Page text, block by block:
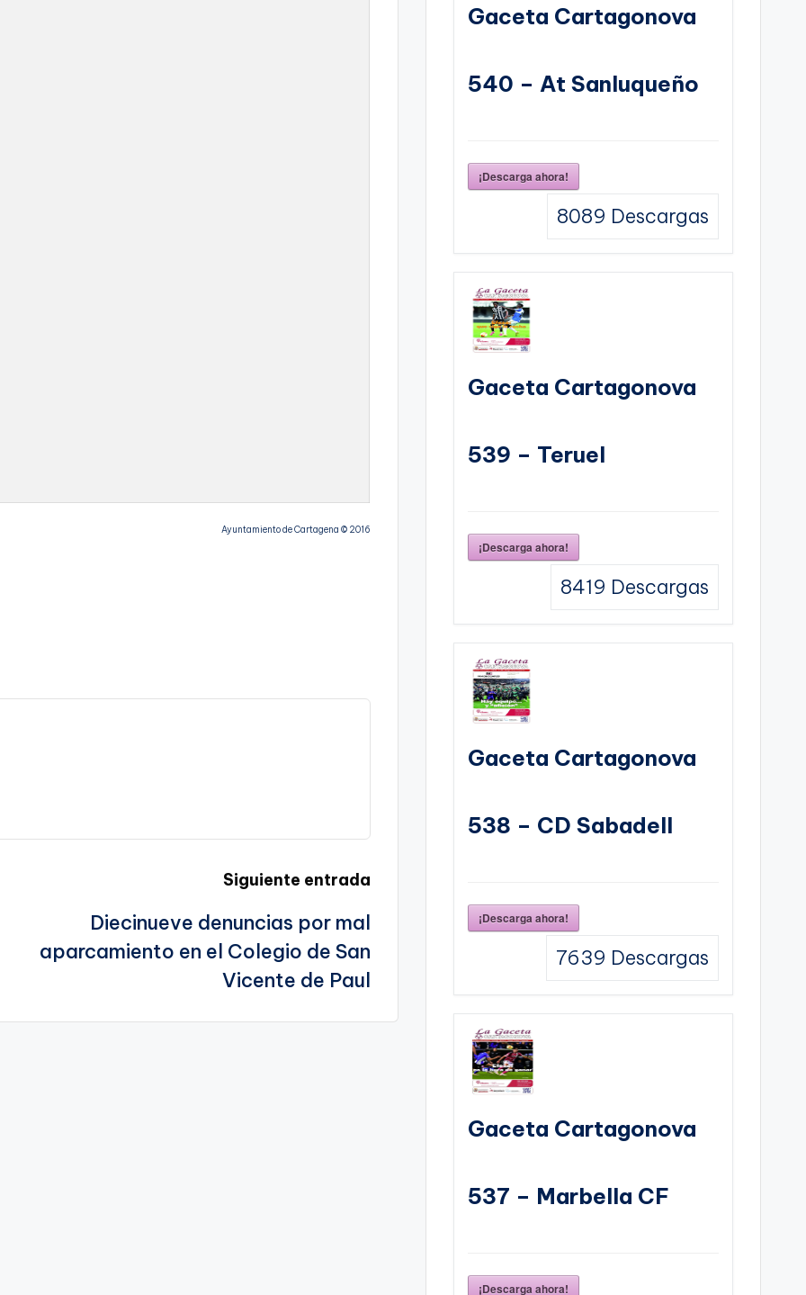
Ayuntamiento de Cartagena © 2016
Siguiente entrada
Diecinueve denuncias por mal
aparcamiento en el Colegio de San
Vicente de Paul
Gaceta Cartagonova
540 – At Sanluqueño
¡Descarga ahora!
8089 Descargas
Gaceta Cartagonova
539 – Teruel
¡Descarga ahora!
8419 Descargas
Gaceta Cartagonova
538 – CD Sabadell
¡Descarga ahora!
7639 Descargas
Gaceta Cartagonova
537 – Marbella CF
¡Descarga ahora!